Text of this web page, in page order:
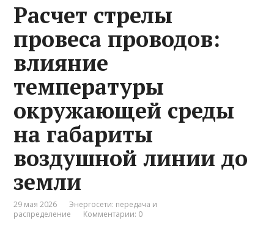
Расчет стрелы
провеса проводов:
влияние
температуры
окружающей среды
на габариты
воздушной линии до
земли
29 мая 2026
Энергосети: передача и
распределение
Комментарии: 0